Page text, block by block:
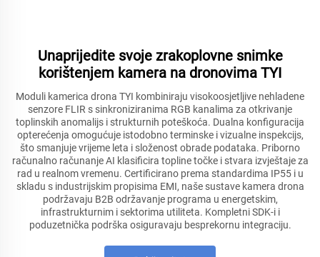
Unaprijedite svoje zrakoplovne snimke
korištenjem kamera na dronovima TYI
Moduli kamerica drona TYI kombiniraju visokoosjetljive nehladene
senzore FLIR s sinkroniziranima RGB kanalima za otkrivanje
toplinskih anomalijs i strukturnih poteškoća. Dualna konfiguracija
opterećenja omogućuje istodobno terminske i vizualne inspekcijs,
što smanjuje vrijeme leta i složenost obrade podataka. Priborno
računalno računanje AI klasificira topline točke i stvara izvještaje za
rad u realnom vremenu. Certificirano prema standardima IP55 i u
skladu s industrijskim propisima EMI, naše sustave kamera drona
podržavaju B2B održavanje programa u energetskim,
infrastrukturnim i sektorima utiliteta. Kompletni SDK-i i
poduzetnička podrška osiguravaju besprekornu integraciju.